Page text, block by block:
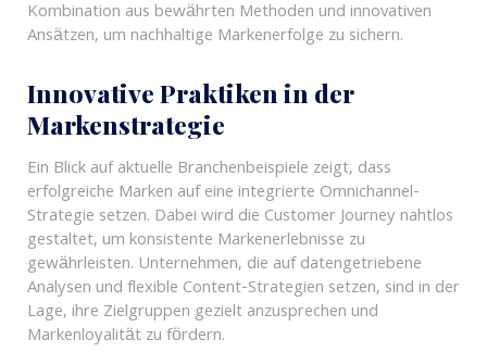
Kombination aus bewährten Methoden und innovativen
Ansätzen, um nachhaltige Markenerfolge zu sichern.
Innovative Praktiken in der
Markenstrategie
Ein Blick auf aktuelle Branchenbeispiele zeigt, dass
erfolgreiche Marken auf eine integrierte Omnichannel-
Strategie setzen. Dabei wird die Customer Journey nahtlos
gestaltet, um konsistente Markenerlebnisse zu
gewährleisten. Unternehmen, die auf datengetriebene
Analysen und flexible Content-Strategien setzen, sind in der
Lage, ihre Zielgruppen gezielt anzusprechen und
Markenloyalität zu fördern.